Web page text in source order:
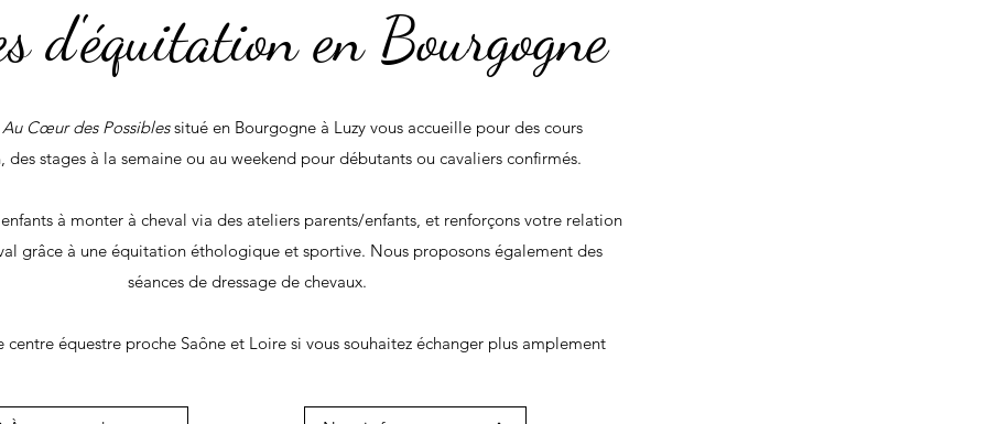
d'équitation en Bourgogne
Au Cœur des Possiblessitué en Bourgogne à Luzy vous accueille pour des cours
stages à la semaine ou au weekend pour débutants ou cavaliers confirmés.
à monter à cheval via des ateliers parents/enfants, et renforçons votre relation
grâce à une équitation éthologique et sportive. Nous proposons également des
séances de dressage de chevaux.
centre équestre proche Saône et Loire si vous souhaitez échanger plus amplement